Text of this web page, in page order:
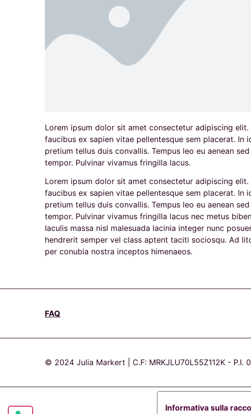
Lorem ipsum dolor sit amet consectetur adipiscing elit.
faucibus ex sapien vitae pellentesque sem placerat. In
pretium tellus duis convallis. Tempus leo eu aenean
tempor. Pulvinar vivamus fringilla lacus.
Lorem ipsum dolor sit amet consectetur adipiscing elit.
faucibus ex sapien vitae pellentesque sem placerat. In
pretium tellus duis convallis. Tempus leo eu aenean
tempor. Pulvinar vivamus fringilla lacus nec metus
Iaculis massa nisl malesuada lacinia integer nunc
hendrerit semper vel class aptent taciti sociosqu. Ad
per conubia nostra inceptos himenaeos.
FAQ
© 2024 Julia Markert | C.F: MRKJLU70L55Z112K - P.I.
Informativa sulla